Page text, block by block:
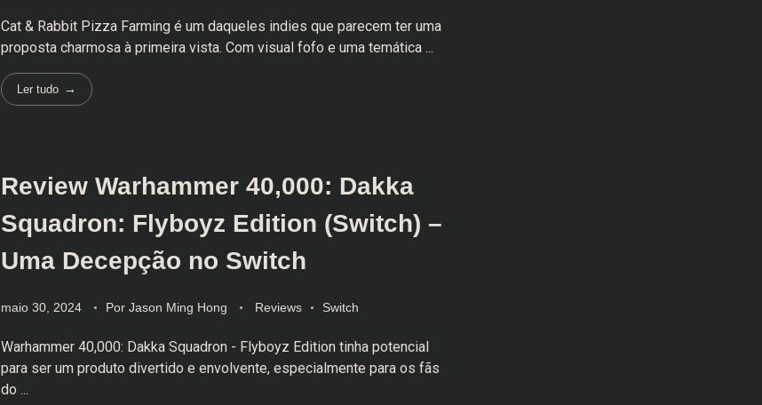
Cat & Rabbit Pizza Farming é um daqueles indies que parecem ter uma
proposta charmosa à primeira vista. Com visual fofo e uma temática ...
Ler tudo
Review Warhammer 40,000: Dakka
Squadron: Flyboyz Edition (Switch) –
Uma Decepção no Switch
maio 30, 2024 Por Jason Ming Hong Reviews Switch
Warhammer 40,000: Dakka Squadron - Flyboyz Edition tinha potencial
para ser um produto divertido e envolvente, especialmente para os fãs
do ...